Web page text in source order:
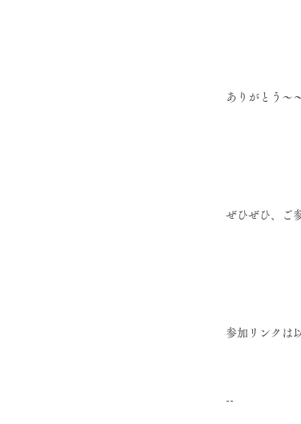
ありがとう〜
ぜひぜひ、ご
参加リンクは
--